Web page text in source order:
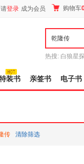
登录 成为会员 购物车
热搜: 白狼星
装书 亲签书 电子书
传 清除筛选